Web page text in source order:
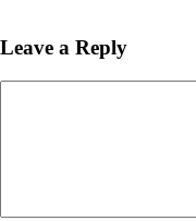
Leave a Reply